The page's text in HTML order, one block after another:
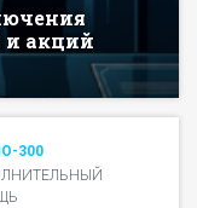
и акций
300